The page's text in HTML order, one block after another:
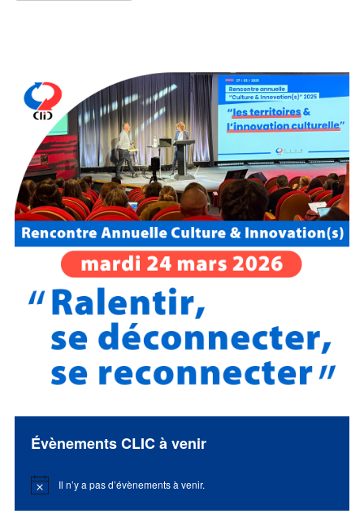
Évènements CLIC à venir
Notice Il n’y a pas d’évènements à venir.